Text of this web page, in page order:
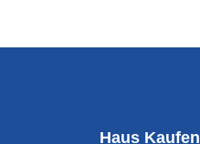
Haus Kaufen